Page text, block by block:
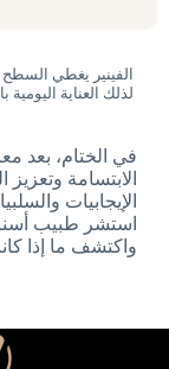
الفينير يغطي
لذلك العناية اليومية
في الختام، بعد
الابتسامة
الإيجابيات
استشر طبيب
واكتشف ما إذا